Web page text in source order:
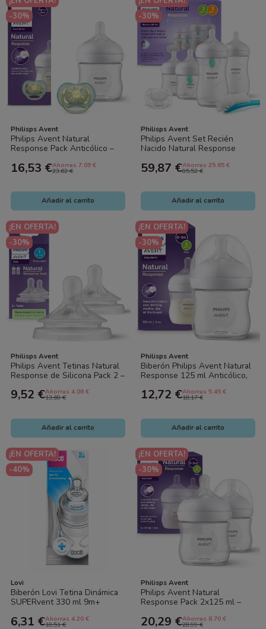
-30%
Philisps Avent
Philips Avent Natural
Response Pack Anticólico –
Sin BPA...
16,53 €Ahorras 7.09 €
23,62 €
Añadir al carrito
-30%
Philisps Avent
Philips Avent Set Recién
Nacido Natural Response
ml +...
59,87 €Ahorras 25.65 €
85,52 €
Añadir al carrito
¡EN OFERTA!
-30%
Philisps Avent
Philips Avent Tetinas Natural
Response de Silicona Pack 2 –
9,52 €Ahorras 4.08 €
13,60 €
Añadir al carrito
¡EN OFERTA!
-30%
Philisps Avent
Biberón Philips Avent Natural
Response 125 ml Anticólico,
12,72 €Ahorras 5.45 €
18,17 €
Añadir al carrito
¡EN OFERTA!
-40%
Lovi
Biberón Lovi Tetina Dinámica
SUPERvent 330 ml 9m+
6,31 €Ahorras 4.20 €
10,51 €
¡EN OFERTA!
-30%
Philisps Avent
Philips Avent Natural
Response Pack 2x125 ml –
Natural...
20,29 €Ahorras 8.70 €
28,99 €